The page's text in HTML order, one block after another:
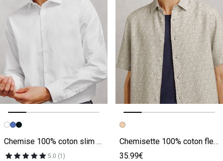
Image précédente
Image suivante
Chemise 100% coton slim sans repassage unie
5.0 (1)
Image précédente
Image suivante
Chemisette 100% coton fleurie texturée
35.99€